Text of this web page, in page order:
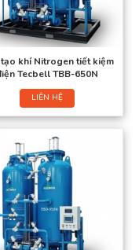
tạo khí Nitrogen tiết kiệm
Tecbell TBB-650N
LIÊN HỆ